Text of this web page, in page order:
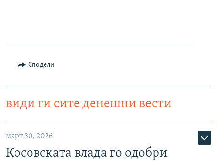
Сподели
види ги сите денешни вести
март 30, 2026
Косовската влада го одобри